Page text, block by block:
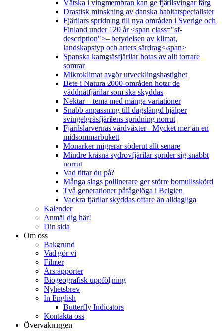
Vätska i vingmembran kan ge fjärilsvingar färg
Drastisk minskning av danska habitatspecialister
Fjärilars spridning till nya områden i Sverige och
Finland under 120 år <span class="sf-
description">– betydelsen av klimat,
landskapstyp och arters särdrag</span>
Spanska kamgräsfjärilar hotas av allt torrare
somrar
Mikroklimat avgör utvecklingshastighet
Bete i Natura 2000-områden hotar de
väddnätfjärilar som ska skyddas
Nektar – tema med många variationer
Snabb anpassning till dagslängd hjälper
svingelgräsfjärilens spridning norrut
Fjärilslarvernas värdväxter– Mycket mer än en
midsommarbukett
Monarker migrerar söderut allt senare
Mindre kräsna sydrovfjärilar sprider sig snabbt
norrut
Vad tittar du på?
Många slags pollinerare ger större bomullsskörd
Två generationer påfågelöga i Belgien
Vackra fjärilar skyddas oftare än alldagliga
Kalender
Anmäl dig här!
Din sida
Om oss
Bakgrund
Vad gör vi
Filmer
Årsrapporter
Biogeografisk uppföljning
Nyhetsbrev
In English
Butterfly Indicators
Kontakta oss
Övervakningen